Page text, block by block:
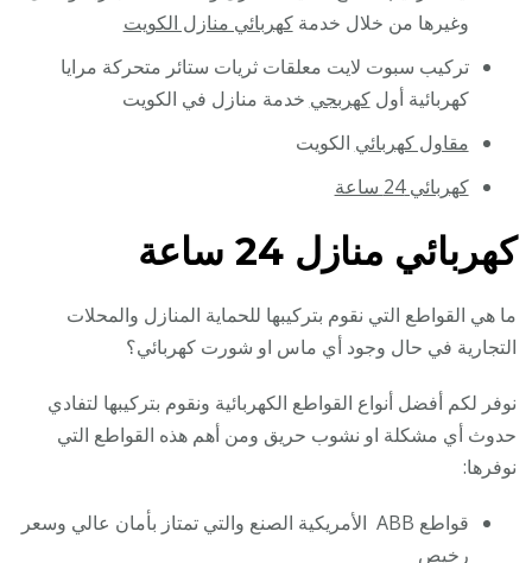
وغيرها من خلال خدمةكهربائي منازل الكويت
تركيب سبوت لايت معلقات ثريات ستائر متحركة مرايا
كهربائية أولكهربجي خدمة منازل في الكويت
مقاول كهربائي الكويت
كهربائي 24 ساعة
كهربائي منازل 24 ساعة
ما هي القواطع التي نقوم بتركيبها للحماية المنازل والمحلات
التجارية في حال وجود أي ماس او شورت كهربائي؟
نوفر لكم أفضل أنواع القواطع الكهربائية ونقوم بتركيبها لتفادي
حدوث أي مشكلة او نشوب حريق ومن أهم هذه القواطع التي
نوفرها:
قواطع ABB الأمريكية الصنع والتي تمتاز بأمان عالي وسعر
رخيص